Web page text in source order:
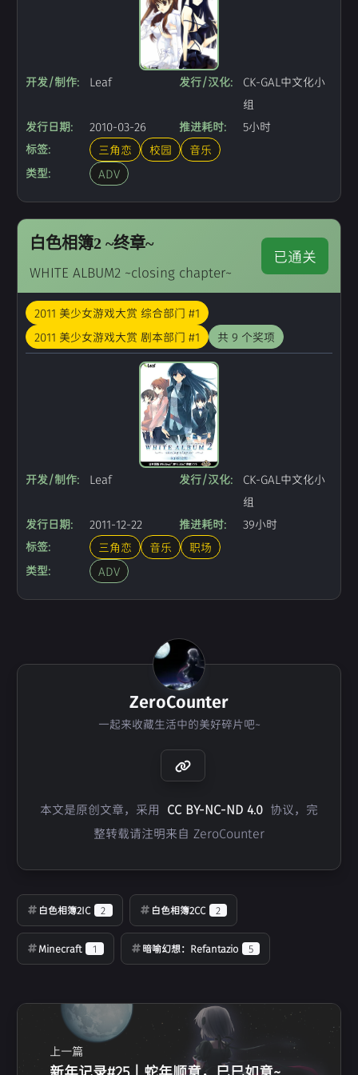
开发/制作: Leaf 发行/汉化:
CK-GAL中文化小
组
发行日期:
2010-03-26 推进耗时:
5小时
标签:
三角恋 校园
音乐
类型:
ADV
白色相簿2 ~终章~
WHITE ALBUM2 ~closing chapter~
已通关
2011 美少女游戏大赏 综合部门 #1
2011 美少女游戏大赏 剧本部门 #1
共 9 个奖项
开发/制作: Leaf 发行/汉化:
CK-GAL中文化小
组
发行日期:
2011-12-22 推进耗时:
39小时
标签:
三角恋 音乐
职场
类型:
ADV
ZeroCounter
一起来收藏生活中的美好碎片吧~
本文是原创文章，采用 CC BY-NC-ND 4.0 协议，完
整转载请注明来自 ZeroCounter
白色相簿2IC 2 白色相簿2CC 2
Minecraft 1 暗喻幻想：Refantazio 5
上一篇
新年记录#25 | 蛇年顺意，巳巳如意~